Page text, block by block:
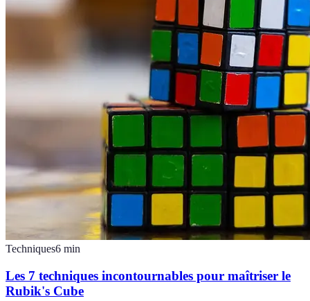
Techniques6 min
Les 7 techniques incontournables pour maîtriser le
Rubik's Cube